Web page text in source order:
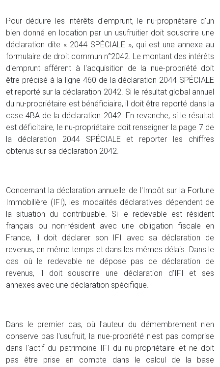
Pour déduire les intérêts d'emprunt, le nu-propriétaire d'un
bien donné en location par un usufruitier doit souscrire une
déclaration dite « 2044 SPÉCIALE », qui est une annexe au
formulaire de droit commun n°2042. Le montant des intérêts
d'emprunt afférent à l'acquisition de la nue-propriété doit
être précisé à la ligne 460 de la déclaration 2044 SPÉCIALE
et reporté sur la déclaration 2042. Si le résultat global annuel
du nu-propriétaire est bénéficiaire, il doit être reporté dans la
case 4BA de la déclaration 2042. En revanche, si le résultat
est déficitaire, le nu-propriétaire doit renseigner la page 7 de
la déclaration 2044 SPÉCIALE et reporter les chiffres
obtenus sur sa déclaration 2042.
Concernant la déclaration annuelle de l'Impôt sur la Fortune
Immobilière (IFI), les modalités déclaratives dépendent de
la situation du contribuable. Si le redevable est résident
français ou non-résident avec une obligation fiscale en
France, il doit déclarer son IFI avec sa déclaration de
revenus, en même temps et dans les mêmes délais. Dans le
cas où le redevable ne dépose pas de déclaration de
revenus, il doit souscrire une déclaration d'IFI et ses
annexes avec une déclaration spécifique.
Dans le premier cas, où l'auteur du démembrement n'en
conserve pas l'usufruit, la nue-propriété n'est pas comprise
dans l'actif du patrimoine IFI du nu-propriétaire et ne doit
pas être prise en compte dans le calcul de la base